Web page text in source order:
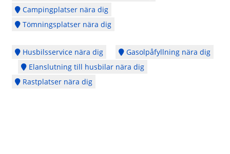
Campingplatser nära dig
Tömningsplatser nära dig
Husbilsservice nära dig
Gasolpåfyllning nära dig
Elanslutning till husbilar nära dig
Rastplatser nära dig